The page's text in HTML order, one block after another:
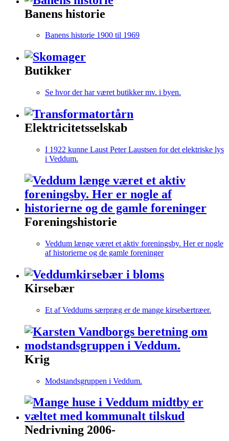
Banens historie
Banens historie 1900 til 1969
Butikker
Se hvor der har været butikker mv. i byen.
Elektricitetsselskab
I 1922 kunne Laust Peter Laustsen for det elektriske lys
i Veddum.
Foreningshistorie
Veddum længe været et aktiv foreningsby. Her er nogle
af historierne og de gamle foreninger
Kirsebær
Et af Veddums særpræg er de mange kirsebærtræer.
Krig
Modstandsgruppen i Veddum.
Nedrivning 2006-